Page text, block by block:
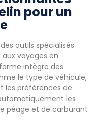
pour un
outils spécialisés
voyages en
intègre des
le type de véhicule,
les préférences de
les
péage et de carburant